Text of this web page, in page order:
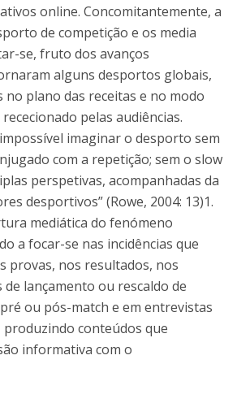
online. Concomitantemente, a
de competição e os media
se, fruto dos avanços
alguns desportos globais,
no plano das receitas e no modo
pelas audiências.
imaginar o desporto sem
com a repetição; sem o slow
perspetivas, acompanhadas da
desportivos” (Rowe, 2004: 13)1.
mediática do fenómeno
a focar-se nas incidências que
provas, nos resultados, nos
de lançamento ou rescaldo de
ou pós-match e em entrevistas
conteúdos que
informativa com o